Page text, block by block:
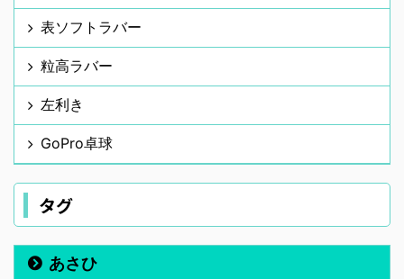
表ソフトラバー
粒高ラバー
左利き
GoPro卓球
タグ
あさひ